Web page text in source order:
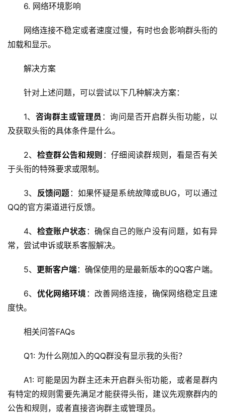
机
N
运
维
安
x
运
6. 网络环境影响
网络连接不稳定或者速度过慢，有时也会影响群头衔的
加载和显示。
解决方案
针对上述问题，可以尝试以下几种解决方案：
1、 咨询群主或管理员 ：询问是否开启群头衔功能，以
及获取头衔的具体条件是什么。
2、 检查群公告和规则 ：仔细阅读群规则，看是否有关
于头衔的特殊要求或限制。
3、 反馈问题 ：如果怀疑是系统故障或BUG，可以通过
QQ的官方渠道进行反馈。
4、 检查账户状态 ：确保自己的账户没有问题，如有异
常，尝试申诉或联系客服解决。
5、 更新客户端：确保使用的是最新版本的QQ客户端。
6、 优化网络环境 ：改善网络连接，确保网络稳定且速
度快。
相关问答FAQs
Q1: 为什么刚加入的QQ群没有显示我的头衔？
A1: 可能是因为群主还未开启群头衔功能，或者是群内
有特定的规则需要先满足才能获得头衔，建议先观察群内的
公告和规则，或者直接咨询群主或管理员。